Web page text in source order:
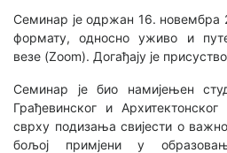
Семинар је одржан 16. новембра
формату, односно уживо и
везе (Zoom). Догађају је
Семинар је био намијењен
Грађевинског и
сврху подизања свијести о
бољој примјени у